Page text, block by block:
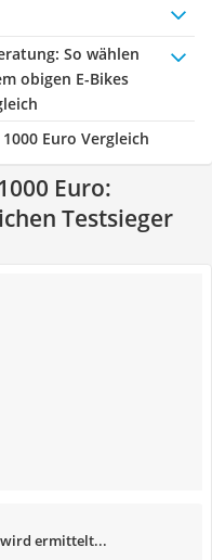
: So wählen
obigen E-Bikes
Euro Vergleich
Euro:
Testsieger
ermittelt...